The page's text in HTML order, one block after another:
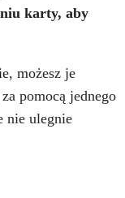
karty, aby
możesz je
pomocą jednego
nie ulegnie